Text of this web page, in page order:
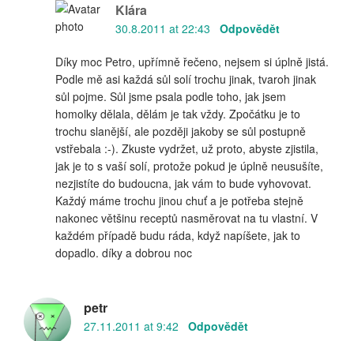
Klára
30.8.2011 at 22:43 Odpovědět
Díky moc Petro, upřímně řečeno, nejsem si úplně jistá.
Podle mě asi každá sůl solí trochu jinak, tvaroh jinak
sůl pojme. Sůl jsme psala podle toho, jak jsem
homolky dělala, dělám je tak vždy. Zpočátku je to
trochu slanější, ale později jakoby se sůl postupně
vstřebala :-). Zkuste vydržet, už proto, abyste zjistila,
jak je to s vaší solí, protože pokud je úplně neusušíte,
nezjistíte do budoucna, jak vám to bude vyhovovat.
Každý máme trochu jinou chuť a je potřeba stejně
nakonec většinu receptů nasměrovat na tu vlastní. V
každém případě budu ráda, když napíšete, jak to
dopadlo. díky a dobrou noc
petr
27.11.2011 at 9:42 Odpovědět